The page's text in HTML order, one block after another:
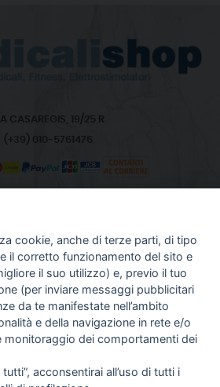
CASAREGIS, 19/25 R
(+39) 010-5761476
HOME
CHI SIAMO
NOTIZIE
CONTATTI
AGLI ACQUISTI
DI ACQUISTO
PAGAMENTI
cookie, anche di terze parti, di tipo
il corretto funzionamento del sito e
il suo utilizzo) e, previo il tuo
(per inviare messaggi pubblicitari
da te manifestate nell’ambito
e della navigazione in rete e/o
monitoraggio dei comportamenti dei
acconsentirai all’uso di tutti i